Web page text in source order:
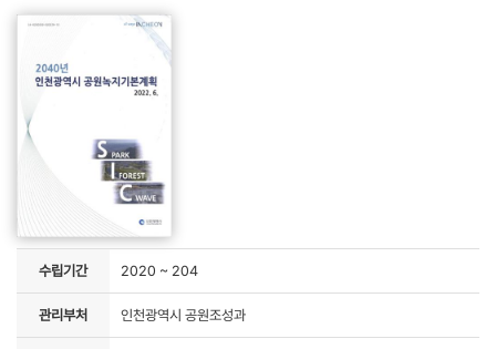
수립기간 2020 ~ 204
관리부처 인천광역시 공원조성과